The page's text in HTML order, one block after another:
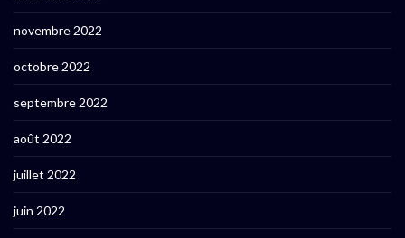
novembre 2022
octobre 2022
septembre 2022
août 2022
juillet 2022
juin 2022